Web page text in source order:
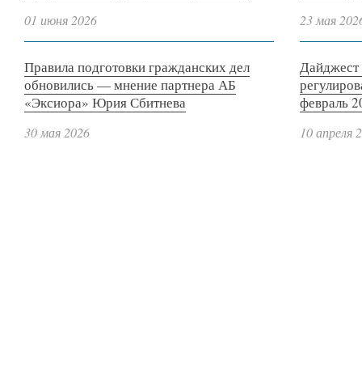
01 июня 2026
Правила подготовки гражданских дел
обновились — мнение партнера АБ
«Эксиора» Юрия Сбитнева
30 мая 2026
23 мая
Дайджест
февраль
10 апреля